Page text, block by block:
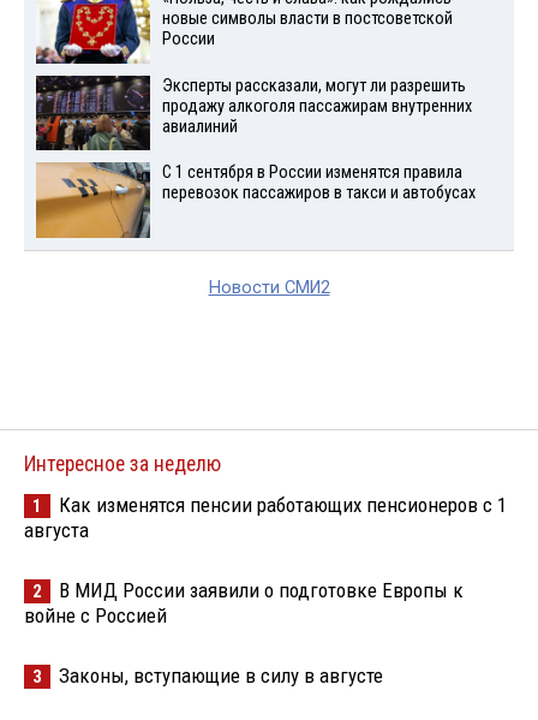
новые символы власти в постсоветской
России
Эксперты рассказали, могут ли разрешить
продажу алкоголя пассажирам внутренних
авиалиний
С 1 сентября в России изменятся правила
перевозок пассажиров в такси и автобусах
Новости СМИ2
Интересное за неделю
1
Как изменятся пенсии работающих пенсионеров с 1
августа
2
В МИД России заявили о подготовке Европы к
войне с Россией
3 Законы, вступающие в силу в августе